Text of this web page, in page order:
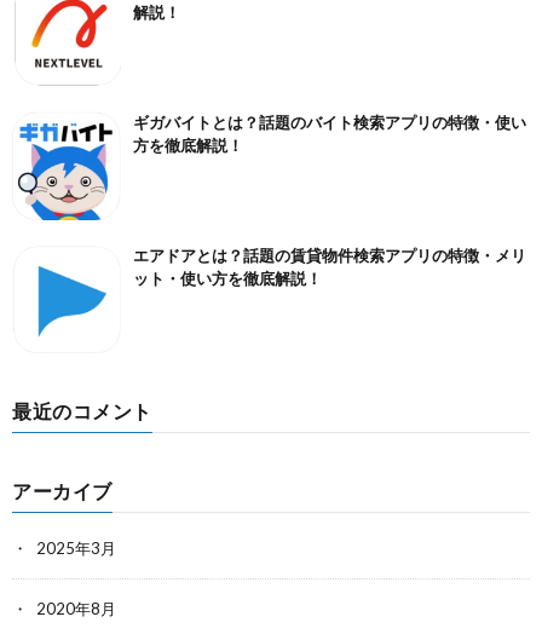
解説！
ギガバイトとは？話題のバイト検索アプリの特徴・使い
方を徹底解説！
エアドアとは？話題の賃貸物件検索アプリの特徴・メリ
ット・使い方を徹底解説！
最近のコメント
アーカイブ
2025年3月
2020年8月